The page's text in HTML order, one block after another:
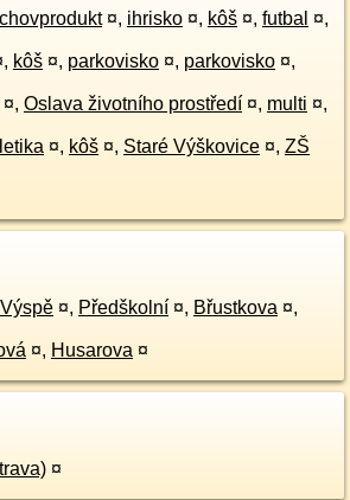
chovprodukt ¤, ihrisko ¤, kôš ¤, futbal ¤,
, kôš ¤, parkovisko ¤, parkovisko ¤,
¤, Oslava životního prostředí ¤, multi ¤,
¤, kôš ¤, Staré Výškovice ¤, ZŠ
¤, Předškolní ¤, Břustkova ¤,
¤, Husarova ¤
¤